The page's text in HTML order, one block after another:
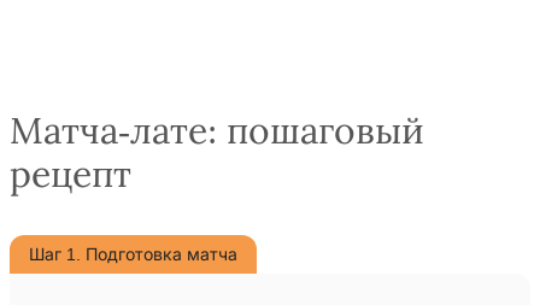
Матча-лате: пошаговый
рецепт
Шаг 1. Подготовка матча